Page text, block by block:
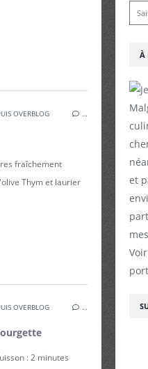
OVERBLOG …
fraîchement
Thym et laurier
OVERBLOG …
: 2 minutes
À
et